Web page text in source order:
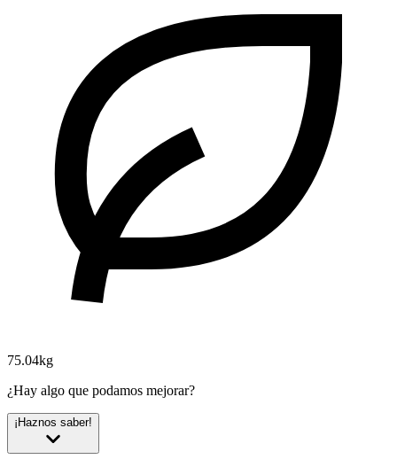
75.04kg
¿Hay algo que podamos mejorar?
¡Haznos saber!